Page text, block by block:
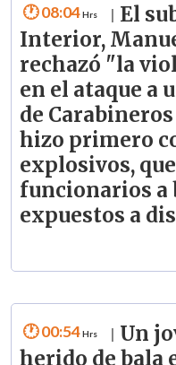
08:04
El
Interior,
rechazó "la
en el ataque a
de
hizo primero
explosivos,
funcionarios a
expuestos a
00:54
Un
herido de bala